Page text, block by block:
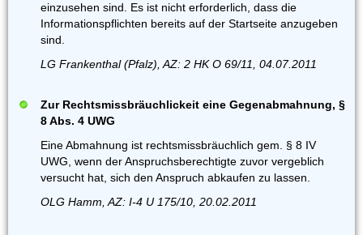
einzusehen sind. Es ist nicht erforderlich, dass die
Informationspflichten bereits auf der Startseite anzugeben
sind.
LG Frankenthal (Pfalz), AZ: 2 HK O 69/11, 04.07.2011
Zur Rechtsmissbräuchlickeit eine Gegenabmahnung, §
8 Abs. 4 UWG
Eine Abmahnung ist rechtsmissbräuchlich gem. § 8 IV
UWG, wenn der Anspruchsberechtigte zuvor vergeblich
versucht hat, sich den Anspruch abkaufen zu lassen.
OLG Hamm, AZ: I-4 U 175/10, 20.02.2011